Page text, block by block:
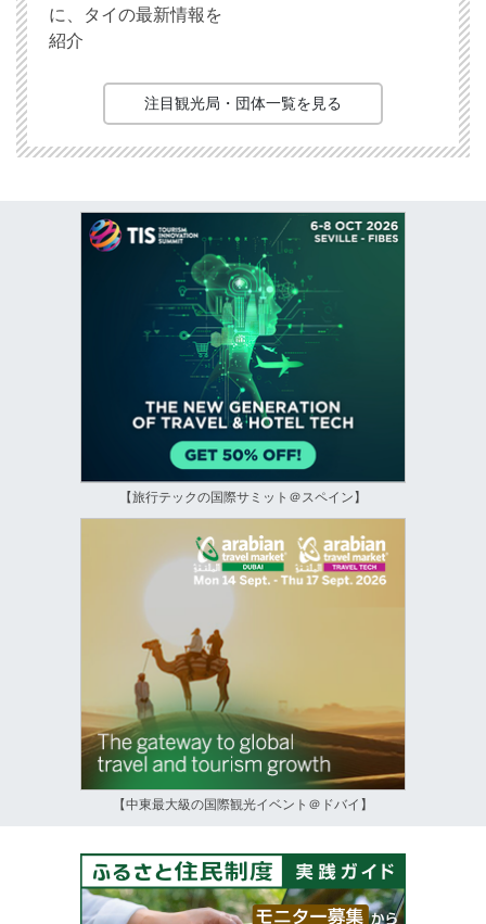
に、タイの最新情報を
紹介
注目観光局・団体一覧を見る
【旅行テックの国際サミット＠スペイン】
【中東最大級の国際観光イベント＠ドバイ】